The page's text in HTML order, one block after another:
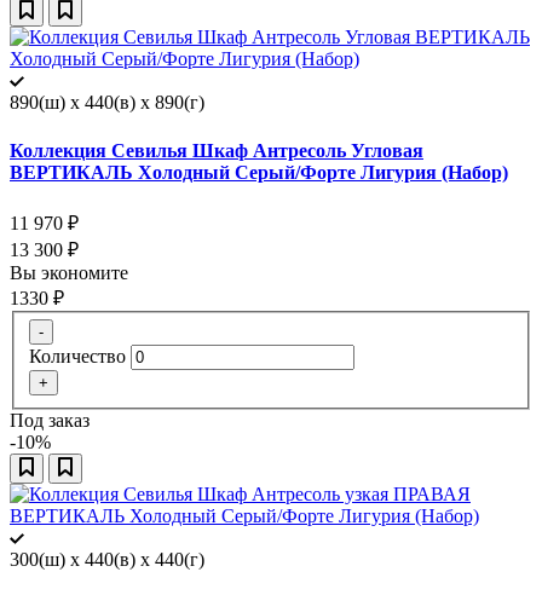
890(ш) x 440(в) x 890(г)
Коллекция Севилья Шкаф Антресоль Угловая
ВЕРТИКАЛЬ Холодный Серый/Форте Лигурия (Набор)
11 970 ₽
13 300 ₽
Вы экономите
1330 ₽
-
Количество
+
Под заказ
-10%
300(ш) x 440(в) x 440(г)